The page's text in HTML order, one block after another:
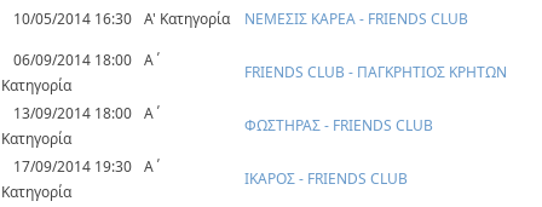
10/05/2014 16:30 Α' Κατηγορία
ΝΕΜΕΣΙΣ ΚΑΡΕΑ - FRIENDS CLUB
06/09/2014 18:00 Α΄
Κατηγορία
FRIENDS CLUB - ΠΑΓΚΡΗΤΙΟΣ ΚΡΗΤΩΝ
13/09/2014 18:00 Α΄
Κατηγορία
ΦΩΣΤΗΡΑΣ - FRIENDS CLUB
17/09/2014 19:30 Α΄
Κατηγορία
ΙΚΑΡΟΣ - FRIENDS CLUB